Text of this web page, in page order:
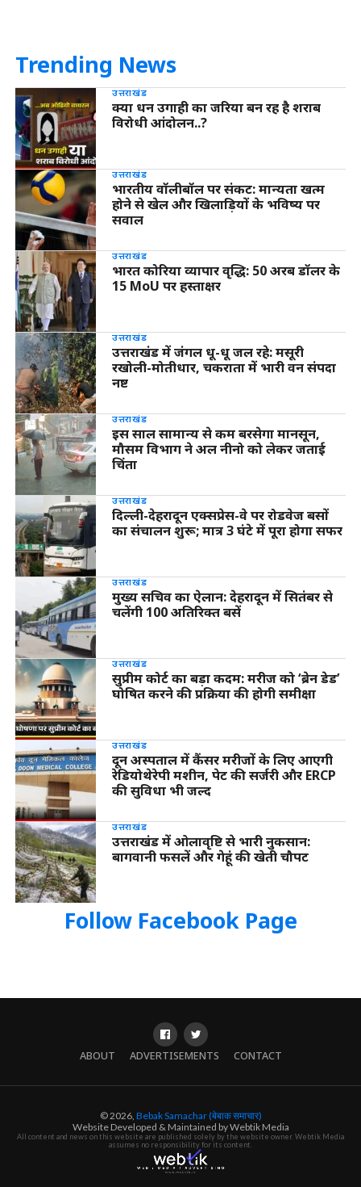
Trending News
उत्तराखंड
क्या धन उगाही का जरिया बन रह है शराब
विरोधी आंदोलन..?
उत्तराखंड
भारतीय वॉलीबॉल पर संकट: मान्यता खत्म
होने से खेल और खिलाड़ियों के भविष्य पर
सवाल
उत्तराखंड
भारत कोरिया व्यापार वृद्धि: 50 अरब डॉलर के
15 MoU पर हस्ताक्षर
उत्तराखंड
उत्तराखंड में जंगल धू-धू जल रहे: मसूरी
रखोली-मोतीधार, चकराता में भारी वन संपदा
नष्ट
उत्तराखंड
इस साल सामान्य से कम बरसेगा मानसून,
मौसम विभाग ने अल नीनो को लेकर जताई
चिंता
उत्तराखंड
दिल्ली-देहरादून एक्सप्रेस-वे पर रोडवेज बसों
का संचालन शुरू; मात्र 3 घंटे में पूरा होगा सफर
उत्तराखंड
मुख्य सचिव का ऐलान: देहरादून में सितंबर से
चलेंगी 100 अतिरिक्त बसें
उत्तराखंड
सुप्रीम कोर्ट का बड़ा कदम: मरीज को ‘ब्रेन डेड’
घोषित करने की प्रक्रिया की होगी समीक्षा
उत्तराखंड
दून अस्पताल में कैंसर मरीजों के लिए आएगी
रेडियोथेरेपी मशीन, पेट की सर्जरी और ERCP
की सुविधा भी जल्द
उत्तराखंड
उत्तराखंड में ओलावृष्टि से भारी नुकसान:
बागवानी फसलें और गेहूं की खेती चौपट
Follow Facebook Page
ABOUT ADVERTISEMENTS CONTACT
© 2026, Bebak Samachar (बेबाक समाचार)
Website Developed & Maintained by Webtik Media
All content and news on this website are published solely by the website owner. Webtik Media
assumes no responsibility for its content.